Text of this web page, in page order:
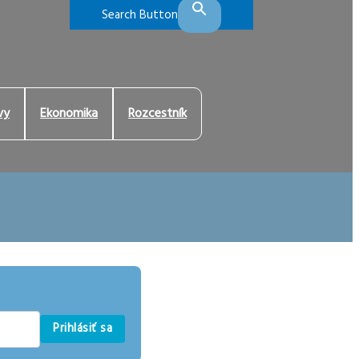
Search Button
Ekonomika Rozcestník
Prihlásiť sa